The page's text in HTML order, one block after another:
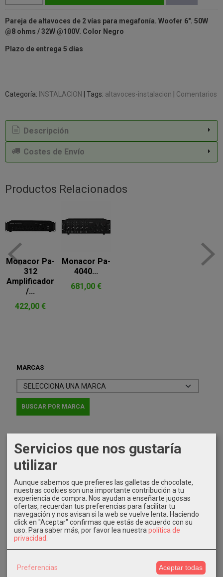
MARCAS
IDIOMA
COSTES DE ENVÍO
GRATIS *
Consultar Destinos
Pareja de altavoces de 2 vías para megafonía. Woofer 6". 50W
@8 ohms / 32W @100V. Color Negro
Plazo de entrega 5 días
Categoría: INSTALACION Tags: altavoces-instalacion Comentarios
Descripción
Costes de Envío
Productos Relacionados
Monacor Pa-
312
Amplificador
/...
422,00 €
Monacor Pa-
4040...
681,00 €
Servicios que nos gustaría
utilizar
Aunque sabemos que prefieres las galletas de chocolate,
nuestras cookies son una importante contribución a tu
experiencia de compra. Nos ayudan a enseñarte jugosas
ofertas, recuerdan tus preferencias para facilitar tu
navegación y nos avisan si la web se vuelve lenta. Haciendo
click en "Aceptar" confirmas que estás de acuerdo con su
uso. Para saber más, por favor lea nuestra política de
privacidad
Preferencias Aceptar todas